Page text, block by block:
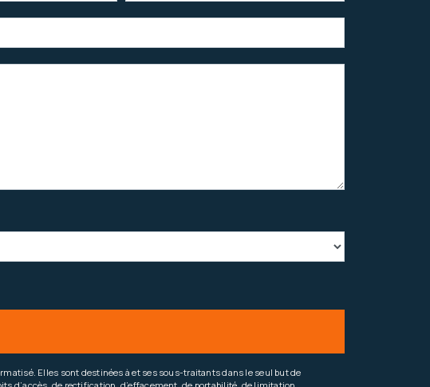
Elles sont destinées à et ses sous-traitants dans le seul but de